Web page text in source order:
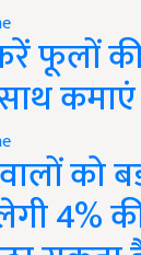
फूलों
को
4%